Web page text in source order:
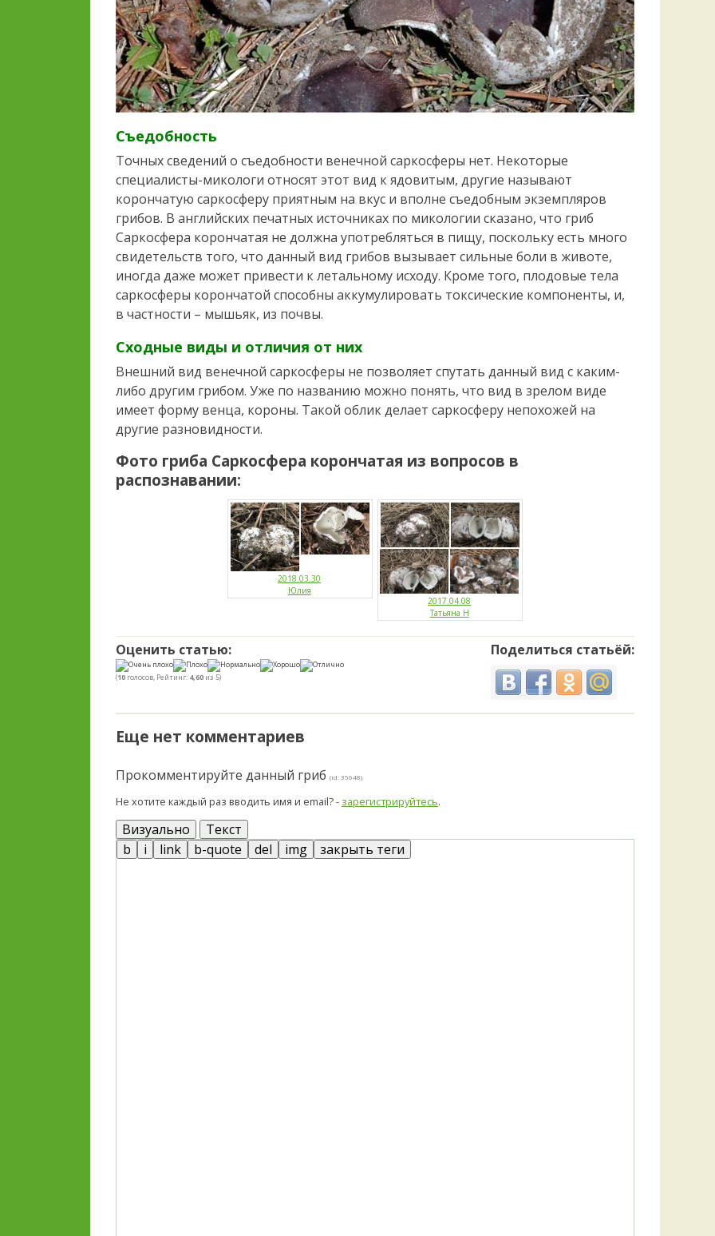
Съедобность
Точных сведений о съедобности венечной саркосферы нет. Некоторые
специалисты-микологи относят этот вид к ядовитым, другие называют
корончатую саркосферу приятным на вкус и вполне съедобным экземпляров
грибов. В английских печатных источниках по микологии сказано, что гриб
Саркосфера корончатая не должна употребляться в пищу, поскольку есть много
свидетельств того, что данный вид грибов вызывает сильные боли в животе,
иногда даже может привести к летальному исходу. Кроме того, плодовые тела
саркосферы корончатой способны аккумулировать токсические компоненты, и,
в частности – мышьяк, из почвы.
Сходные виды и отличия от них
Внешний вид венечной саркосферы не позволяет спутать данный вид с каким-
либо другим грибом. Уже по названию можно понять, что вид в зрелом виде
имеет форму венца, короны. Такой облик делает саркосферу непохожей на
другие разновидности.
Фото гриба Саркосфера корончатая из вопросов в
распознавании:
2018.03.30
Юлия
2017.04.08
Татьяна Н
Оценить статью:
(10 голосов, Рейтинг: 4,60 из 5)
Поделиться статьёй:
Еще нет комментариев
Прокомментируйте данный гриб (id: 35648)
Не хотите каждый раз вводить имя и email? - зарегистрируйтесь.
Визуально Текст